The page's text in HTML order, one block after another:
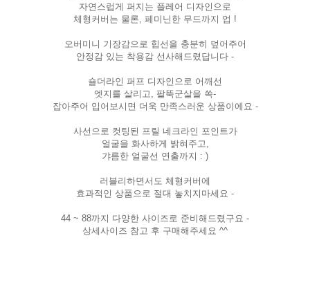
자연스럽게 퍼지는 플레어 디자인으로
체형커버는 물론, 페미닌한 무드까지 업 !
오버미니 기장감으로 힙선을 충분히 덮어주어
안정감 있는 착용감 선사해드렸답니다 -
숄더라인 퍼프 디자인으로 어깨선
엣지를 살리고, 팔뚝군살을 쏙-
잡아주어 입어보시면 더욱 만족스러운 상품이에요 -
사선으로 컷팅된 프릴 네크라인 포인트가
얼굴을 화사하게 밝혀주고,
갸름한 얼굴선 연출까지 : )
러블리하면서도 체형커버에
효과적인 상품으로 절대 놓치지마세요 -
44 ~ 88까지 다양한 사이즈로 준비해드렸구요 -
상세사이즈 참고 후 구매해주세요 ^^